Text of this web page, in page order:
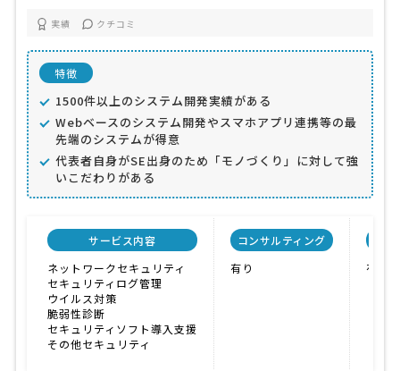
実績 クチコミ
特徴
1500件以上のシステム開発実績がある
Webベースのシステム開発やスマホアプリ連携等の最
先端のシステムが得意
代表者自身がSE出身のため「モノづくり」に対して強
いこだわりがある
サービス内容
ネットワークセキュリティ
セキュリティログ管理
ウイルス対策
脆弱性診断
セキュリティソフト導入支援
その他セキュリティ
コンサルティング
有り
有り